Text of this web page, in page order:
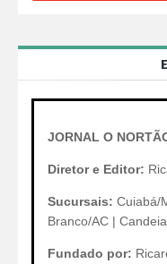
JORNAL O
Diretor e Editor:
Sucursais: Cuiabá/
Branco/AC |
Fundado por: